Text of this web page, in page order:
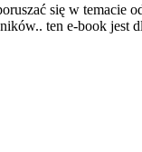
się w temacie
ten e-book